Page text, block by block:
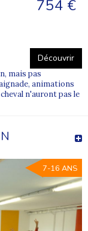
754 €
Découvrir
mais pas
animations
n'auront pas le
7-16 ANS